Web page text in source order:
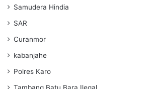
Samudera Hindia
SAR
Curanmor
kabanjahe
Polres Karo